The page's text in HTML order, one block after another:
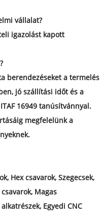
vállalat?
igazolást kapott
berendezéseket a termelés
jó szállítási időt és a
16949 tanúsítvánnyal.
megfelelünk a
Hex csavarok, Szegecsek,
Magas
Egyedi CNC